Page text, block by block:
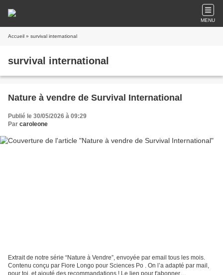
MENU
Accueil » survival international
survival international
Nature à vendre de Survival International
Publié le 30/05/2026 à 09:29
Par caroleone
Extrait de notre série “Nature à Vendre”, envoyée par email tous les mois.
Contenu conçu par Fiore Longo pour Sciences Po . On l’a adapté par mail,
pour toi, et ajouté des recommandations ! Le lien pour t'abonner